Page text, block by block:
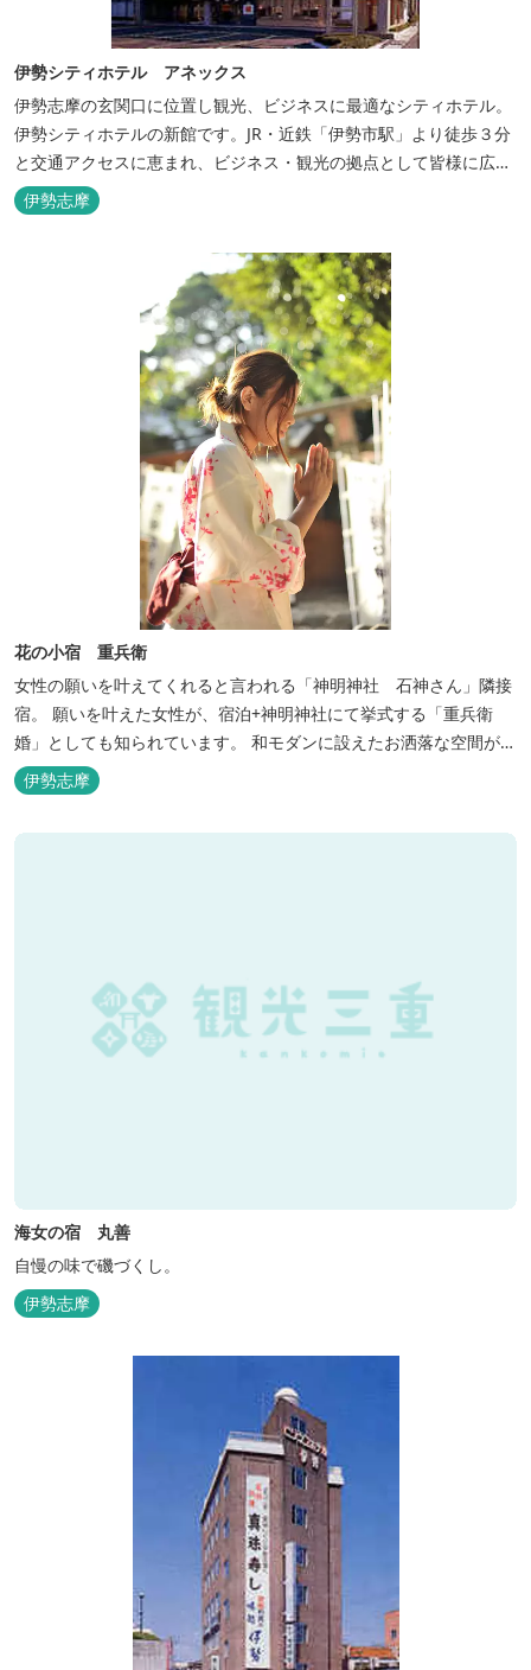
伊勢シティホテル アネックス
伊勢志摩の玄関口に位置し観光、ビジネスに最適なシティホテル。
伊勢シティホテルの新館です。JR・近鉄「伊勢市駅」より徒歩３分
と交通アクセスに恵まれ、ビジネス・観光の拠点として皆様に広く
ご利用いただいております。１階には、しゃぶしゃぶと日本料理の
「伊勢みやび」があります。
伊勢志摩
花の小宿 重兵衛
女性の願いを叶えてくれると言われる「神明神社 石神さん」隣接
宿。 願いを叶えた女性が、宿泊+神明神社にて挙式する「重兵衛
婚」としても知られています。 和モダンに設えたお洒落な空間が女
性に人気。
伊勢志摩
海女の宿 丸善
自慢の味で磯づくし。
伊勢志摩